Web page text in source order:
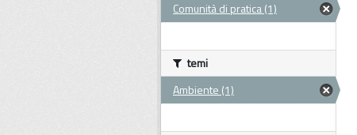
Comunità di pratica (1)
temi
Ambiente (1)